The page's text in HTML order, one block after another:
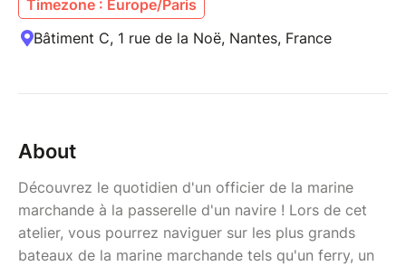
Timezone : Europe/Paris
Bâtiment C, 1 rue de la Noë, Nantes, France
About
Découvrez le quotidien d'un officier de la marine
marchande à la passerelle d'un navire ! Lors de cet
atelier, vous pourrez naviguer sur les plus grands
bateaux de la marine marchande tels qu'un ferry, un